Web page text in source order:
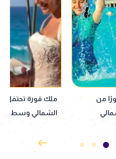
توفيق عبد
الصحية وسبب